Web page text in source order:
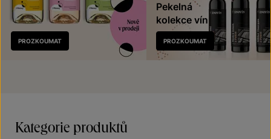
Nově
v prodeji
PROZKOUMAT
Pekelná
kolekce vín
PROZKOUMAT
Kategorie produktů